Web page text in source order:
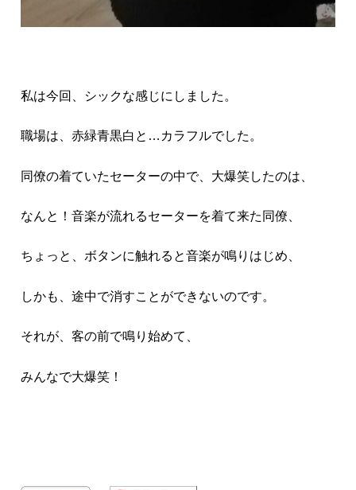
私は今回、シックな感じにしました。
職場は、赤緑青黒白と…カラフルでした。
同僚の着ていたセーターの中で、大爆笑したのは、
なんと！音楽が流れるセーターを着て来た同僚、
ちょっと、ボタンに触れると音楽が鳴りはじめ、
しかも、途中で消すことができないのです。
それが、客の前で鳴り始めて、
みんなで大爆笑！